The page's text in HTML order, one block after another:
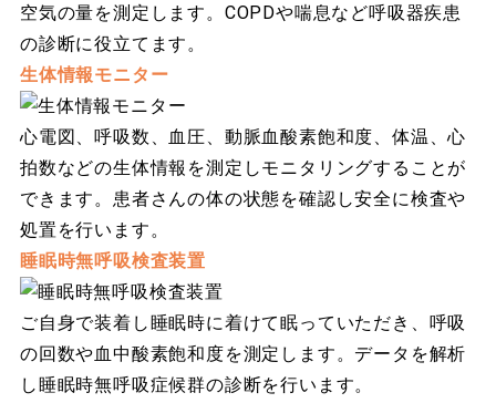
空気の量を測定します。COPDや喘息など呼吸器疾患
の診断に役立てます。
生体情報モニター
心電図、呼吸数、血圧、動脈血酸素飽和度、体温、心
拍数などの生体情報を測定しモニタリングすることが
できます。患者さんの体の状態を確認し安全に検査や
処置を行います。
睡眠時無呼吸検査装置
ご自身で装着し睡眠時に着けて眠っていただき、呼吸
の回数や血中酸素飽和度を測定します。データを解析
し睡眠時無呼吸症候群の診断を行います。